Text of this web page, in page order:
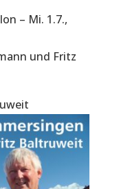
– Mi. 1.7.,
und Fritz